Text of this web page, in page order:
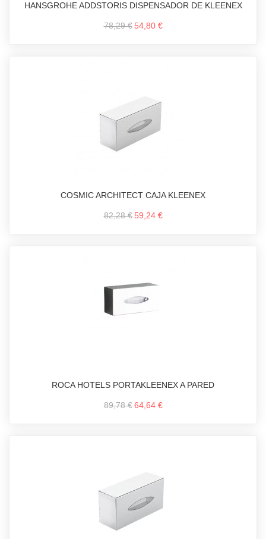
HANSGROHE ADDSTORIS DISPENSADOR DE KLEENEX
78,29 € 54,80 €
COSMIC ARCHITECT CAJA KLEENEX
82,28 € 59,24 €
ROCA HOTELS PORTAKLEENEX A PARED
89,78 € 64,64 €